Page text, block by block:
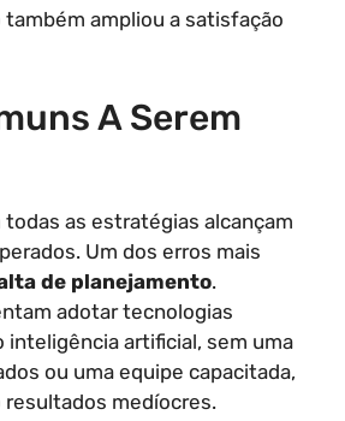
ampliou a satisfação
A Serem
as estratégias alcançam
Um dos erros mais
de planejamento.
adotar tecnologias
inteligência artificial, sem uma
ou uma equipe capacitada,
medíocres.